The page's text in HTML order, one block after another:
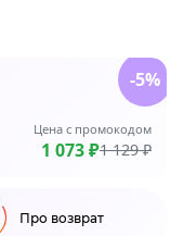
Цена с промокодом
1 073 ₽1 129 ₽
-5%
Про возврат